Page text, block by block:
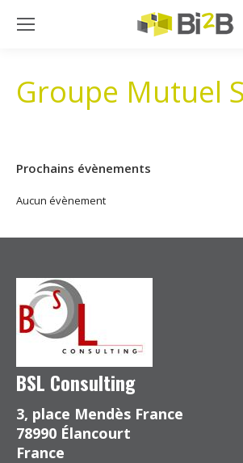
Groupe Mutuel
Prochains évènements
Aucun évènement
BSL Consulting
3, place Mendès France
78990 Élancourt
France